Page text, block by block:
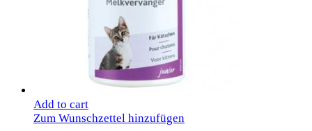
Add to cart
Zum Wunschzettel hinzufügen